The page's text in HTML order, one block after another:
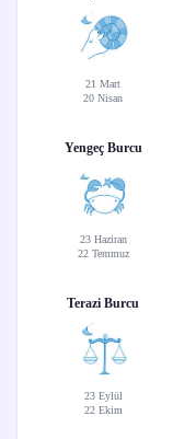
21 Mart
20 Nisan
Yengeç Burcu
23 Haziran
22 Temmuz
Terazi Burcu
23 Eylül
22 Ekim